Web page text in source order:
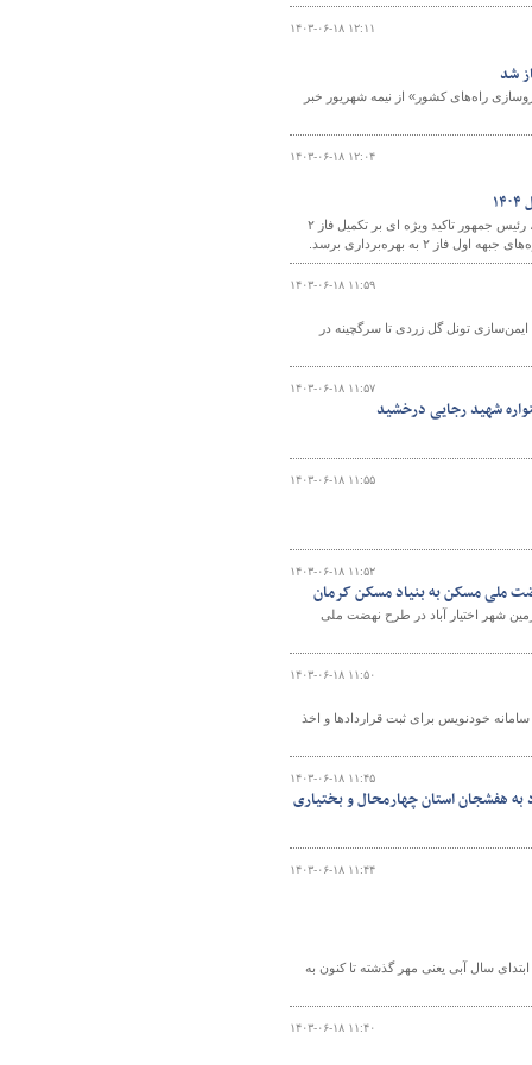
۱۴۰۳-۰۶-۱۸ ۱۲:۱۱
شد
راه‌های کشور» از نیمه شهریور خبر
۱۴۰۳-۰۶-۱۸ ۱۲:۰۴
مدیرعامل شهر فرودگاهی امام خمینی (ره) با بیان اینکه «طبق گفته وزیر راه و شهرسازی، رئیس جمهور تاکید ویژه ای بر تکمیل فاز ۲
۱۴۰۳-۰۶-۱۸ ۱۱:۵۹
تونل گل زردی تا سرگچینه در
۱۴۰۳-۰۶-۱۸ ۱۱:۵۷
شهید رجایی درخشید
۱۴۰۳-۰۶-۱۸ ۱۱:۵۵
۱۴۰۳-۰۶-۱۸ ۱۱:۵۲
شهرستان کرمان، تعداد ۷۷ قطعه زمین شهر باغین و ۱۱۶ قطعه زمین شهر اختیار آباد در طرح نهضت ملی
۱۴۰۳-۰۶-۱۸ ۱۱:۵۰
خودنویس برای ثبت قراردادها و اخذ
۱۴۰۳-۰۶-۱۸ ۱۱:۴۵
۱۴۰۳-۰۶-۱۸ ۱۱:۴۴
سال آبی یعنی مهر گذشته تا کنون به
۱۴۰۳-۰۶-۱۸ ۱۱:۴۰